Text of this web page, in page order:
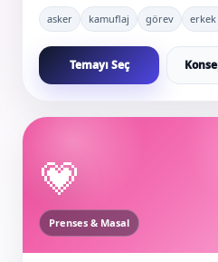
asker kamuflaj görev
Temayı Seç
💗
Prenses & Masal